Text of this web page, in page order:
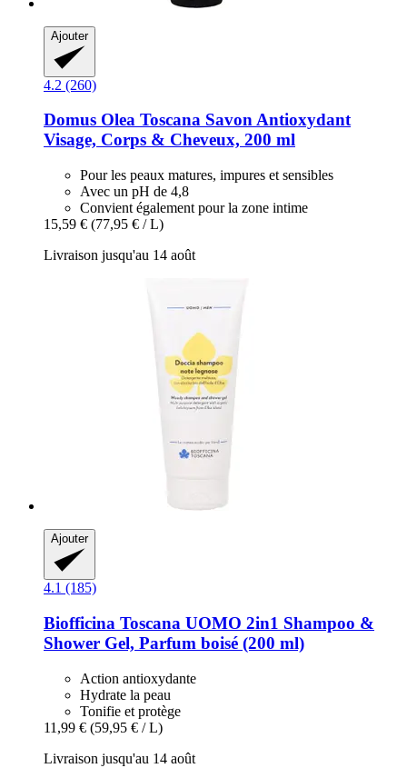
Ajouter
4.2 (260)
Domus Olea Toscana Savon Antioxydant
Visage, Corps & Cheveux, 200 ml
Pour les peaux matures, impures et sensibles
Avec un pH de 4,8
Convient également pour la zone intime
15,59 € (77,95 € / L)
Livraison jusqu'au 14 août
Ajouter
4.1 (185)
Biofficina Toscana UOMO 2in1 Shampoo &
Shower Gel, Parfum boisé (200 ml)
Action antioxydante
Hydrate la peau
Tonifie et protège
11,99 € (59,95 € / L)
Livraison jusqu'au 14 août